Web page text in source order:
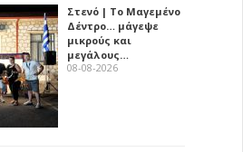
Στενό | Το Μαγεμένο
Δέντρο… μάγεψε
μικρούς και
μεγάλους…
08-08-2026